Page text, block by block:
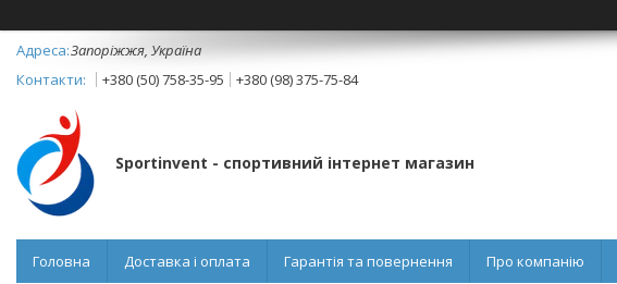
Запоріжжя, Україна
+380 (50) 758-35-95
+380 (98) 375-75-84
Sportinvent - спортивний інтернет магазин
Головна Доставка і оплата Гарантія та повернення Про компанію